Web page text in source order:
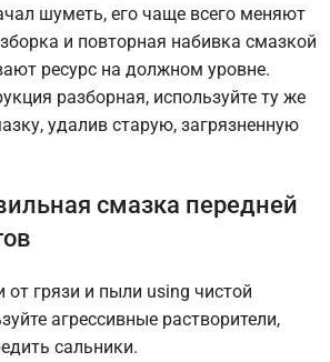
шуметь, его чаще всего меняют
и повторная набивка смазкой
ресурс на должном уровне.
разборная, используйте ту же
удалив старую, загрязненную
смазка передней
от грязи и пыли using чистой
агрессивные растворители,
сальники.